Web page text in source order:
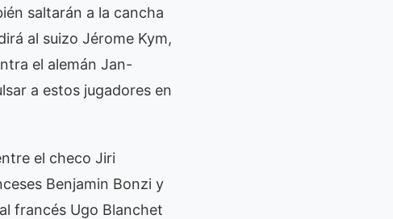
saltarán a la cancha
al suizo Jérome Kym,
el alemán Jan-
a estos jugadores en
el checo Jiri
Benjamin Bonzi y
francés Ugo Blanchet